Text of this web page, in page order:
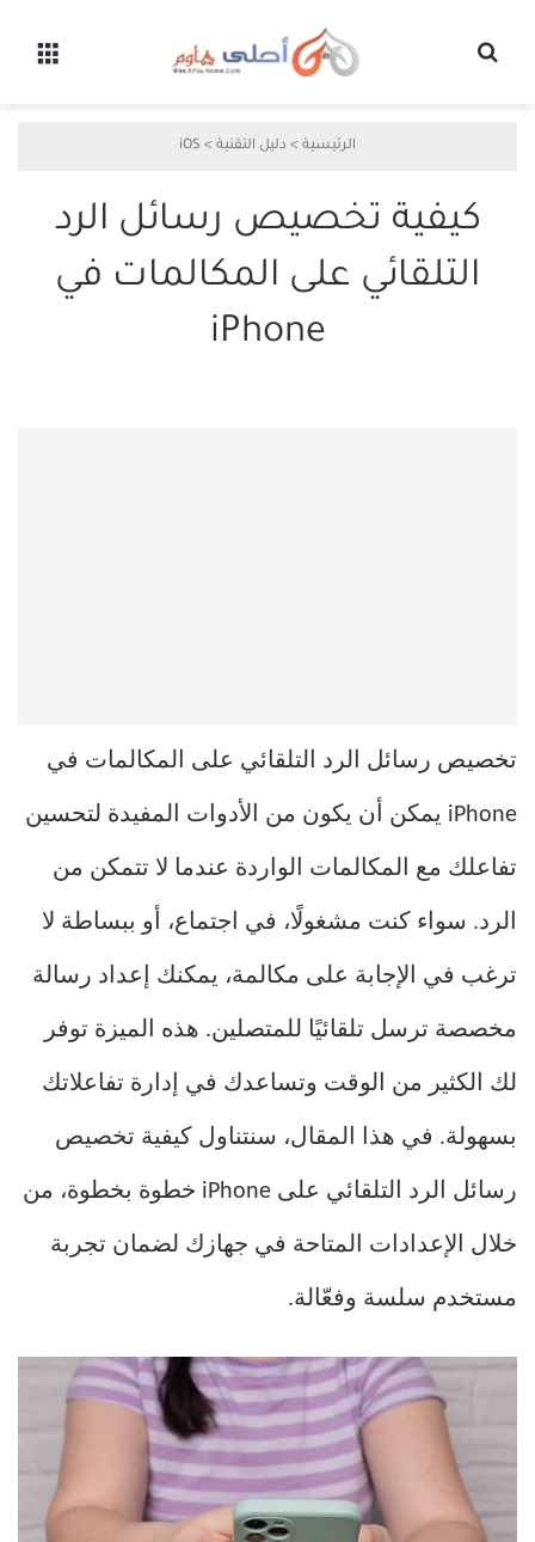
الرئيسية > دليل التقنية >
iOS
كيفية تخصيص رسائل الرد
التلقائي على المكالمات في
iPhone
تخصيص رسائل الرد التلقائي على المكالمات في
iPhone يمكن أن يكون من الأدوات المفيدة لتحسين
تفاعلك مع المكالمات الواردة عندما لا تتمكن من
الرد. سواء كنت مشغولًا، في اجتماع، أو ببساطة لا
ترغب في الإجابة على مكالمة، يمكنك إعداد رسالة
مخصصة ترسل تلقائيًا للمتصلين. هذه الميزة توفر
لك الكثير من الوقت وتساعدك في إدارة تفاعلاتك
بسهولة. في هذا المقال، سنتناول كيفية تخصيص
رسائل الرد التلقائي على iPhone خطوة بخطوة، من
خلال الإعدادات المتاحة في جهازك لضمان تجربة
مستخدم سلسة وفعّالة.